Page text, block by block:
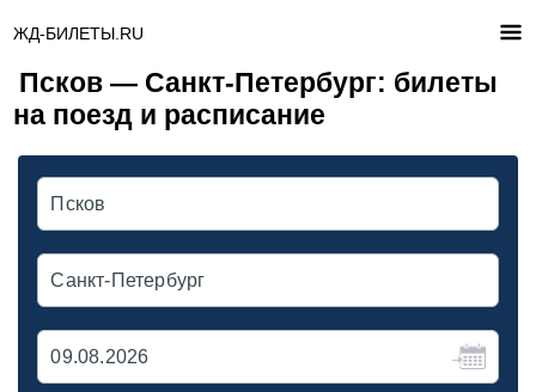
ЖД-БИЛЕТЫ.RU
Псков — Санкт-Петербург: билеты
на поезд и расписание